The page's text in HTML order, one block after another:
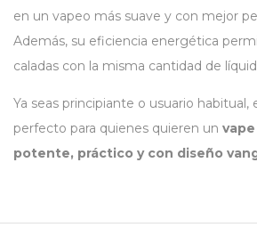
en un vapeo más suave y con mejor
Además, su eficiencia energética
caladas con la misma cantidad de
Ya seas principiante o usuario habitual,
perfecto para quienes quieren un
potente, práctico y con diseño